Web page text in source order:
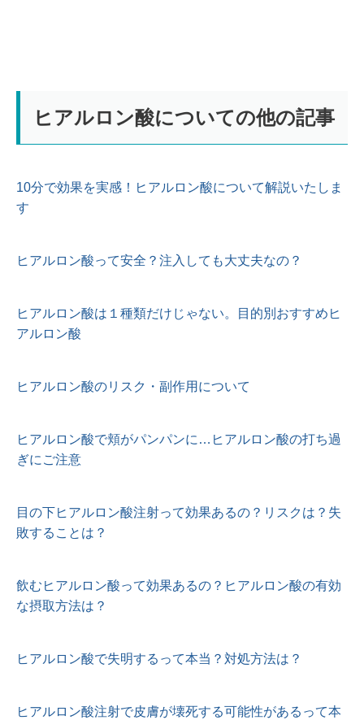
ヒアルロン酸についての他の記事
10分で効果を実感！ヒアルロン酸について解説いたしま
す
ヒアルロン酸って安全？注入しても大丈夫なの？
ヒアルロン酸は１種類だけじゃない。目的別おすすめヒ
アルロン酸
ヒアルロン酸のリスク・副作用について
ヒアルロン酸で頬がパンパンに…ヒアルロン酸の打ち過
ぎにご注意
目の下ヒアルロン酸注射って効果あるの？リスクは？失
敗することは？
飲むヒアルロン酸って効果あるの？ヒアルロン酸の有効
な摂取方法は？
ヒアルロン酸で失明するって本当？対処方法は？
ヒアルロン酸注射で皮膚が壊死する可能性があるって本